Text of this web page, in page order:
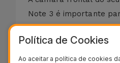
Note 3 é importante
efetuar Vídeo-
amigos e familiares.
Caso o seu Samsung
Política de Cookies
Ao aceitar a política de cookies